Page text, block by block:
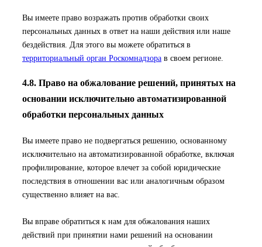
Вы имеете право возражать против обработки своих
персональных данных в ответ на наши действия или наше
бездействия. Для этого вы можете обратиться в
территориальный орган Роскомнадзора в своем регионе.
4.8. Право на обжалование решений, принятых на
основании исключительно автоматизированной
обработки персональных данных
Вы имеете право не подвергаться решению, основанному
исключительно на автоматизированной обработке, включая
профилирование, которое влечет за собой юридические
последствия в отношении вас или аналогичным образом
существенно влияет на вас.
Вы вправе обратиться к нам для обжалования наших
действий при принятии нами решений на основании